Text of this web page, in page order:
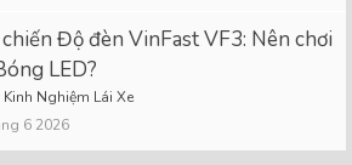
Độ đèn VinFast VF3: Nên chơi
LED?
Kinh Nghiệm Lái Xe
6 2026